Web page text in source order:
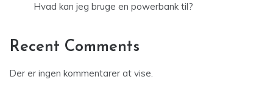
Hvad kan jeg bruge en powerbank til?
Recent Comments
Der er ingen kommentarer at vise.